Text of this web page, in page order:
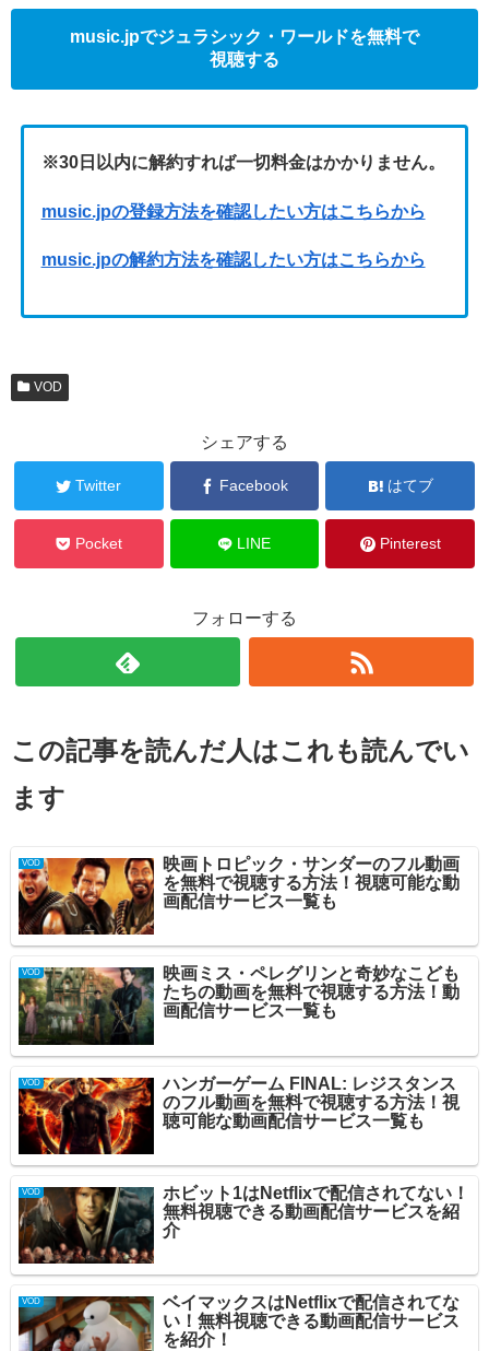
music.jpでジュラシック・ワールドを無料で
視聴する
※30日以内に解約すれば一切料金はかかりません。
music.jpの登録方法を確認したい方はこちらから
music.jpの解約方法を確認したい方はこちらから
VOD
シェアする
Twitter Facebook はてブ
Pocket LINE Pinterest
フォローする
この記事を読んだ人はこれも読んでい
ます
VOD
映画トロピック・サンダーのフル動画
を無料で視聴する方法！視聴可能な動
画配信サービス一覧も
VOD
映画ミス・ペレグリンと奇妙なこども
たちの動画を無料で視聴する方法！動
画配信サービス一覧も
VOD
ハンガーゲーム FINAL: レジスタンス
のフル動画を無料で視聴する方法！視
聴可能な動画配信サービス一覧も
VOD
ホビット1はNetflixで配信されてない！
無料視聴できる動画配信サービスを紹
介
VOD
ベイマックスはNetflixで配信されてな
い！無料視聴できる動画配信サービス
を紹介！